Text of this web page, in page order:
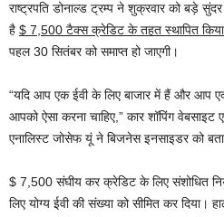
राष्ट्रपति डोनाल्ड ट्रम्प ने शुक्रवार को बड़े
है $ 7,500 टैक्स क्रेडिट के तहत स्थापित किया
पहल 30 सितंबर को समाप्त हो जाएगी।
“यदि आप एक ईवी के लिए बाजार में हैं और आप
आपको ऐसा करना चाहिए,” कार शॉपिंग
एनालिस्ट जोसेफ यूं ने बिजनेस इनसाइडर को
$ 7,500 संघीय कर क्रेडिट के लिए संशोधित
लिए योग्य ईवी की संख्या को सीमित कर दिया।